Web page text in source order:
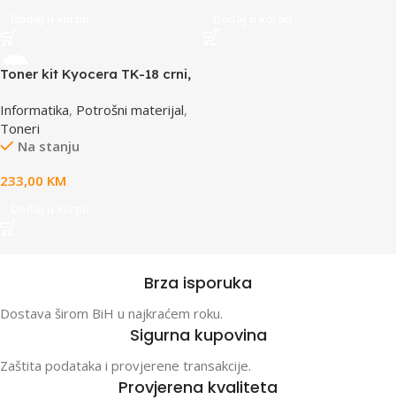
Toner kit Kyocera TK-18 crni,
1018MFP/FS-1118M, 7200
strana
Informatika, Potrošni materijal,
Toneri
Na stanju
233,00 KM
Brza isporuka
Dostava širom BiH u najkraćem roku.
Sigurna kupovina
Zaštita podataka i provjerene transakcije.
Provjerena kvaliteta